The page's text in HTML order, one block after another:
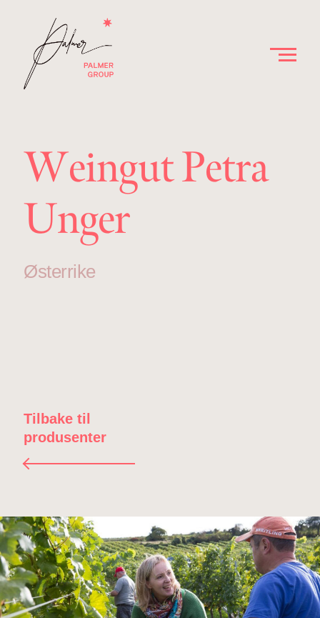
Weingut Petra
Unger
Østerrike
Tilbake til
produsenter